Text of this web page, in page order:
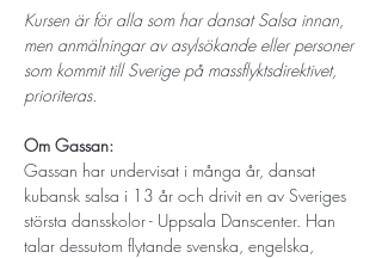
Kursen är för alla som har dansat Salsa innan,
men anmälningar av asylsökande eller personer
som kommit till Sverige på massflyktsdirektivet,
prioriteras.
Om Gassan:
Gassan har undervisat i många år, dansat
kubansk salsa i 13 år och drivit en av Sveriges
största dansskolor - Uppsala Danscenter. Han
talar dessutom flytande svenska, engelska,